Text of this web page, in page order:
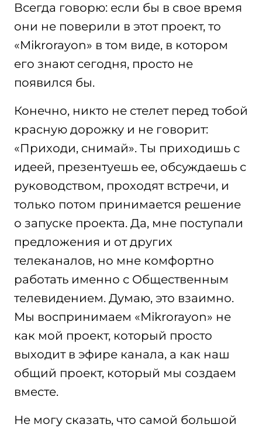
Всегда говорю: если бы в свое время
они не поверили в этот проект, то
«Mikrorayon» в том виде, в котором
его знают сегодня, просто не
появился бы.
Конечно, никто не стелет перед тобой
красную дорожку и не говорит:
«Приходи, снимай». Ты приходишь с
идеей, презентуешь ее, обсуждаешь с
руководством, проходят встречи, и
только потом принимается решение
о запуске проекта. Да, мне поступали
предложения и от других
телеканалов, но мне комфортно
работать именно с Общественным
телевидением. Думаю, это взаимно.
Мы воспринимаем «Mikrorayon» не
как мой проект, который просто
выходит в эфире канала, а как наш
общий проект, который мы создаем
вместе.
Не могу сказать, что самой большой